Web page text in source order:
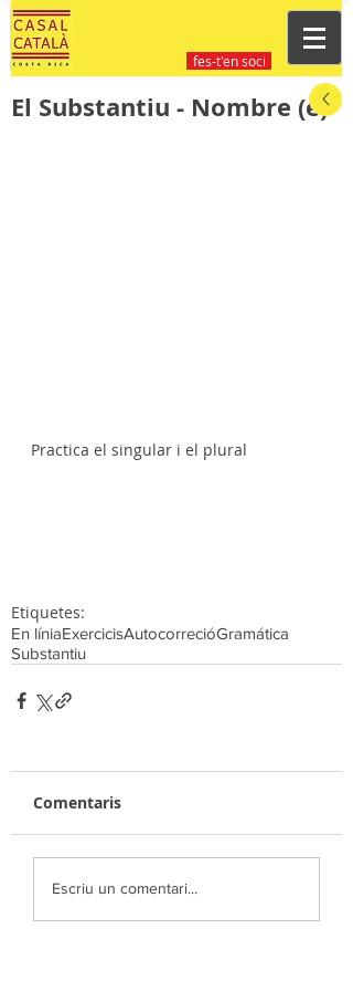
fes-t'en soci
El Substantiu - Nombre (e)
Practica el singular i el plural
Etiquetes:
En líniaExercicisAutocorrecióGramática
Substantiu
Comentaris
Escriu un comentari...